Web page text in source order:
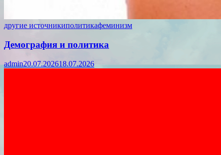
другие источникиполитикафеминизм
Демография и политика
admin20.07.202618.07.2026